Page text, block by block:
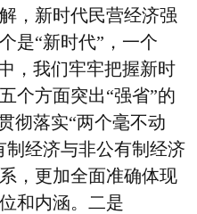
，新时代民营经济强
是“新时代” ，一个
，我们牢牢把握新时
个方面突出“强省”的
彻落实“两个毫不动
制经济与非公有制经济
，更加全面准确体现
和内涵。二是